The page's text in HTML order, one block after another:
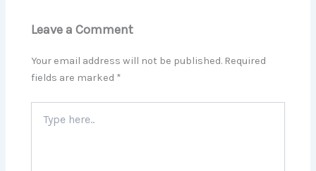
Leave a Comment
Your email address will not be published. Required
fields are marked *
here..